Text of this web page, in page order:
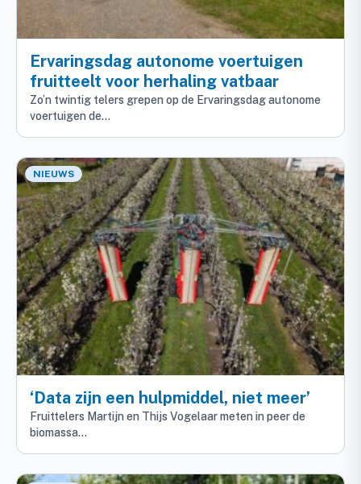
Ervaringsdag autonome voertuigen
fruitteelt voor herhaling vatbaar
Zo’n twintig telers grepen op de Ervaringsdag autonome
voertuigen de…
NIEUWS
‘Data zijn een hulpmiddel, niet meer’
Fruittelers Martijn en Thijs Vogelaar meten in peer de
biomassa…